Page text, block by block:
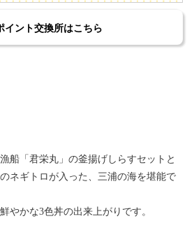
イント交換所はこちら
船「君栄丸」の釜揚げしらすセットと
ネギトロが入った、三浦の海を堪能で
やかな3色丼の出来上がりです。